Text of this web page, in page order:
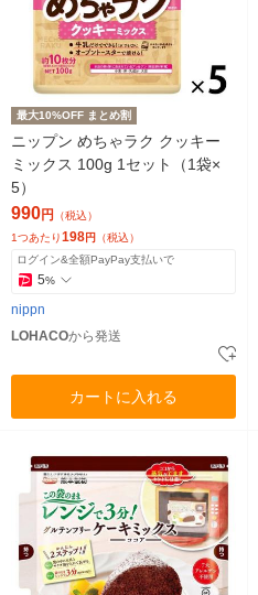
最大10%OFF まとめ割
ニップン めちゃラク クッキー
ミックス 100g 1セット（1袋×
5）
990円
（税込）
1つあたり198円 （税込）
ログイン&全額PayPay支払いで
5%
nippn
LOHACOから発送
カートに入れる